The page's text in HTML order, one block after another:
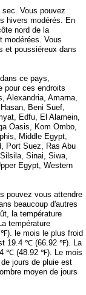
Vous pouvez
hivers modérés. En
nord de la
modérées. Vous
et poussiéreux dans
ce pays,
pour ces endroits
Alexandria, Amarna,
Beni Suef,
Edfu, El Alamein,
Oasis, Kom Ombo,
Middle Egypt,
Port Suez, Ras Abu
Sinai, Siwa,
Egypt, Western
pouvez vous attendre
beaucoup d'autres
la température
température
le mois le plus froid
19.4 ℃ (66.92 ℉). La
℃ (48.92 ℉). Le mois
jours de pluie est
moyen de jours